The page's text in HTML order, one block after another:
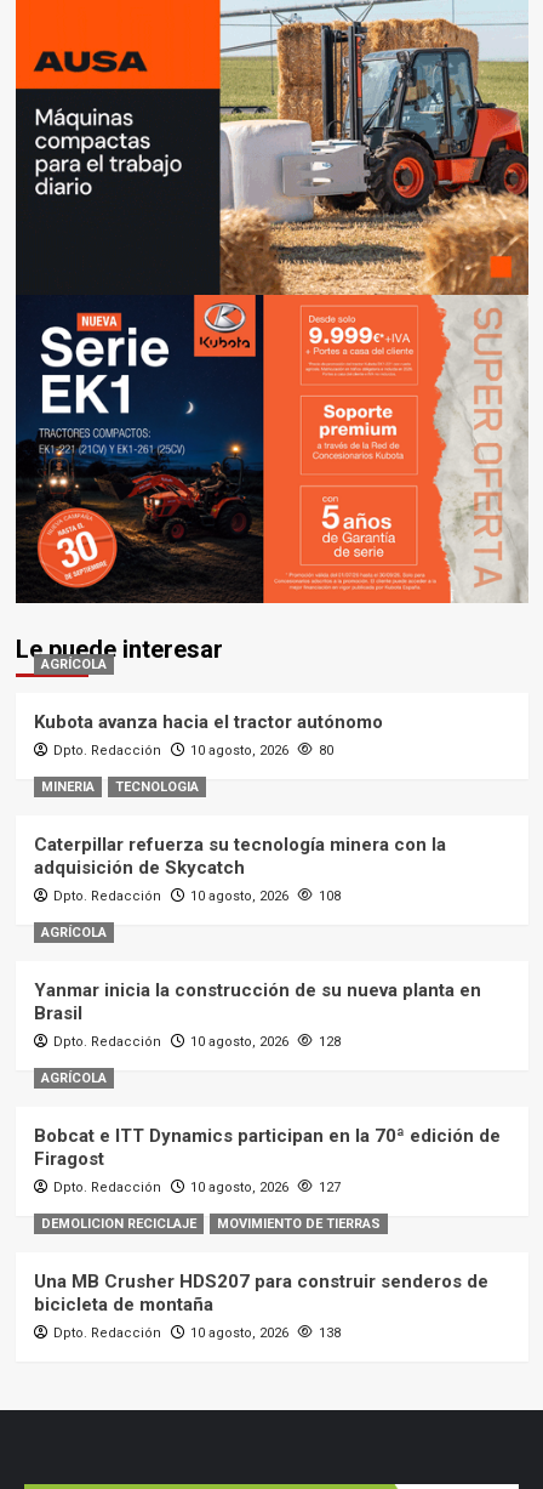
Le puede interesar
AGRÍCOLA
Kubota avanza hacia el tractor autónomo
Dpto. Redacción 10 agosto, 2026 80
MINERIA TECNOLOGIA
Caterpillar refuerza su tecnología minera con la
adquisición de Skycatch
Dpto. Redacción 10 agosto, 2026 108
AGRÍCOLA
Yanmar inicia la construcción de su nueva planta en
Brasil
Dpto. Redacción 10 agosto, 2026 128
AGRÍCOLA
Bobcat e ITT Dynamics participan en la 70ª edición de
Firagost
Dpto. Redacción 10 agosto, 2026 127
DEMOLICION RECICLAJE MOVIMIENTO DE TIERRAS
Una MB Crusher HDS207 para construir senderos de
bicicleta de montaña
Dpto. Redacción 10 agosto, 2026 138